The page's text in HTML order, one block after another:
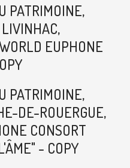
PATRIMOINE,
EUPHONE
PATRIMOINE,
DE-ROUERGUE,
CONSORT
- COPY